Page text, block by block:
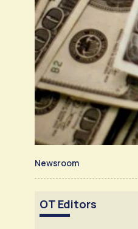
Newsroom
OT Editors